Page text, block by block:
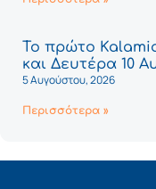
Το πρώτο
και Δευτέρα 10
5 Αυγούστου, 2026
Περισσότερα »